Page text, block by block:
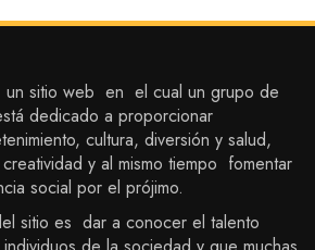
sitio web en el cual un grupo de
dedicado a proporcionar
cultura, diversión y salud,
y al mismo tiempo fomentar
social por el prójimo.
sitio es dar a conocer el talento